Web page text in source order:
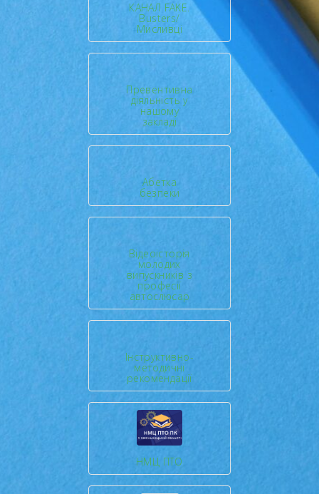
КАНАЛ FAKE.
Busters/
Мисливці
Превентивна
діяльність у
нашому
закладі
Абетка
безпеки
Відеоісторія
молодих
випускників з
професії
автослюсар
Інструктивно-
методичні
рекомендації
НМЦ ПТО